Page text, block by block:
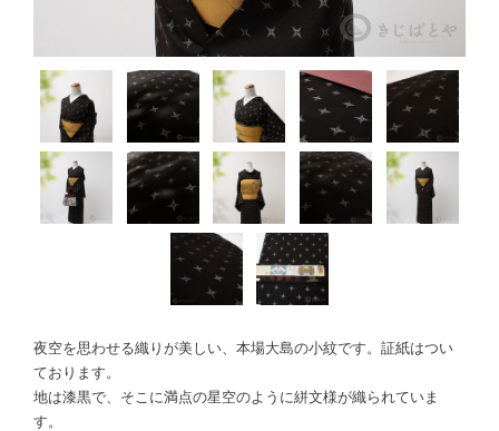
夜空を思わせる織りが美しい、本場大島の小紋です。証紙はつい
ております。
地は漆黒で、そこに満点の星空のように絣文様が織られていま
す。